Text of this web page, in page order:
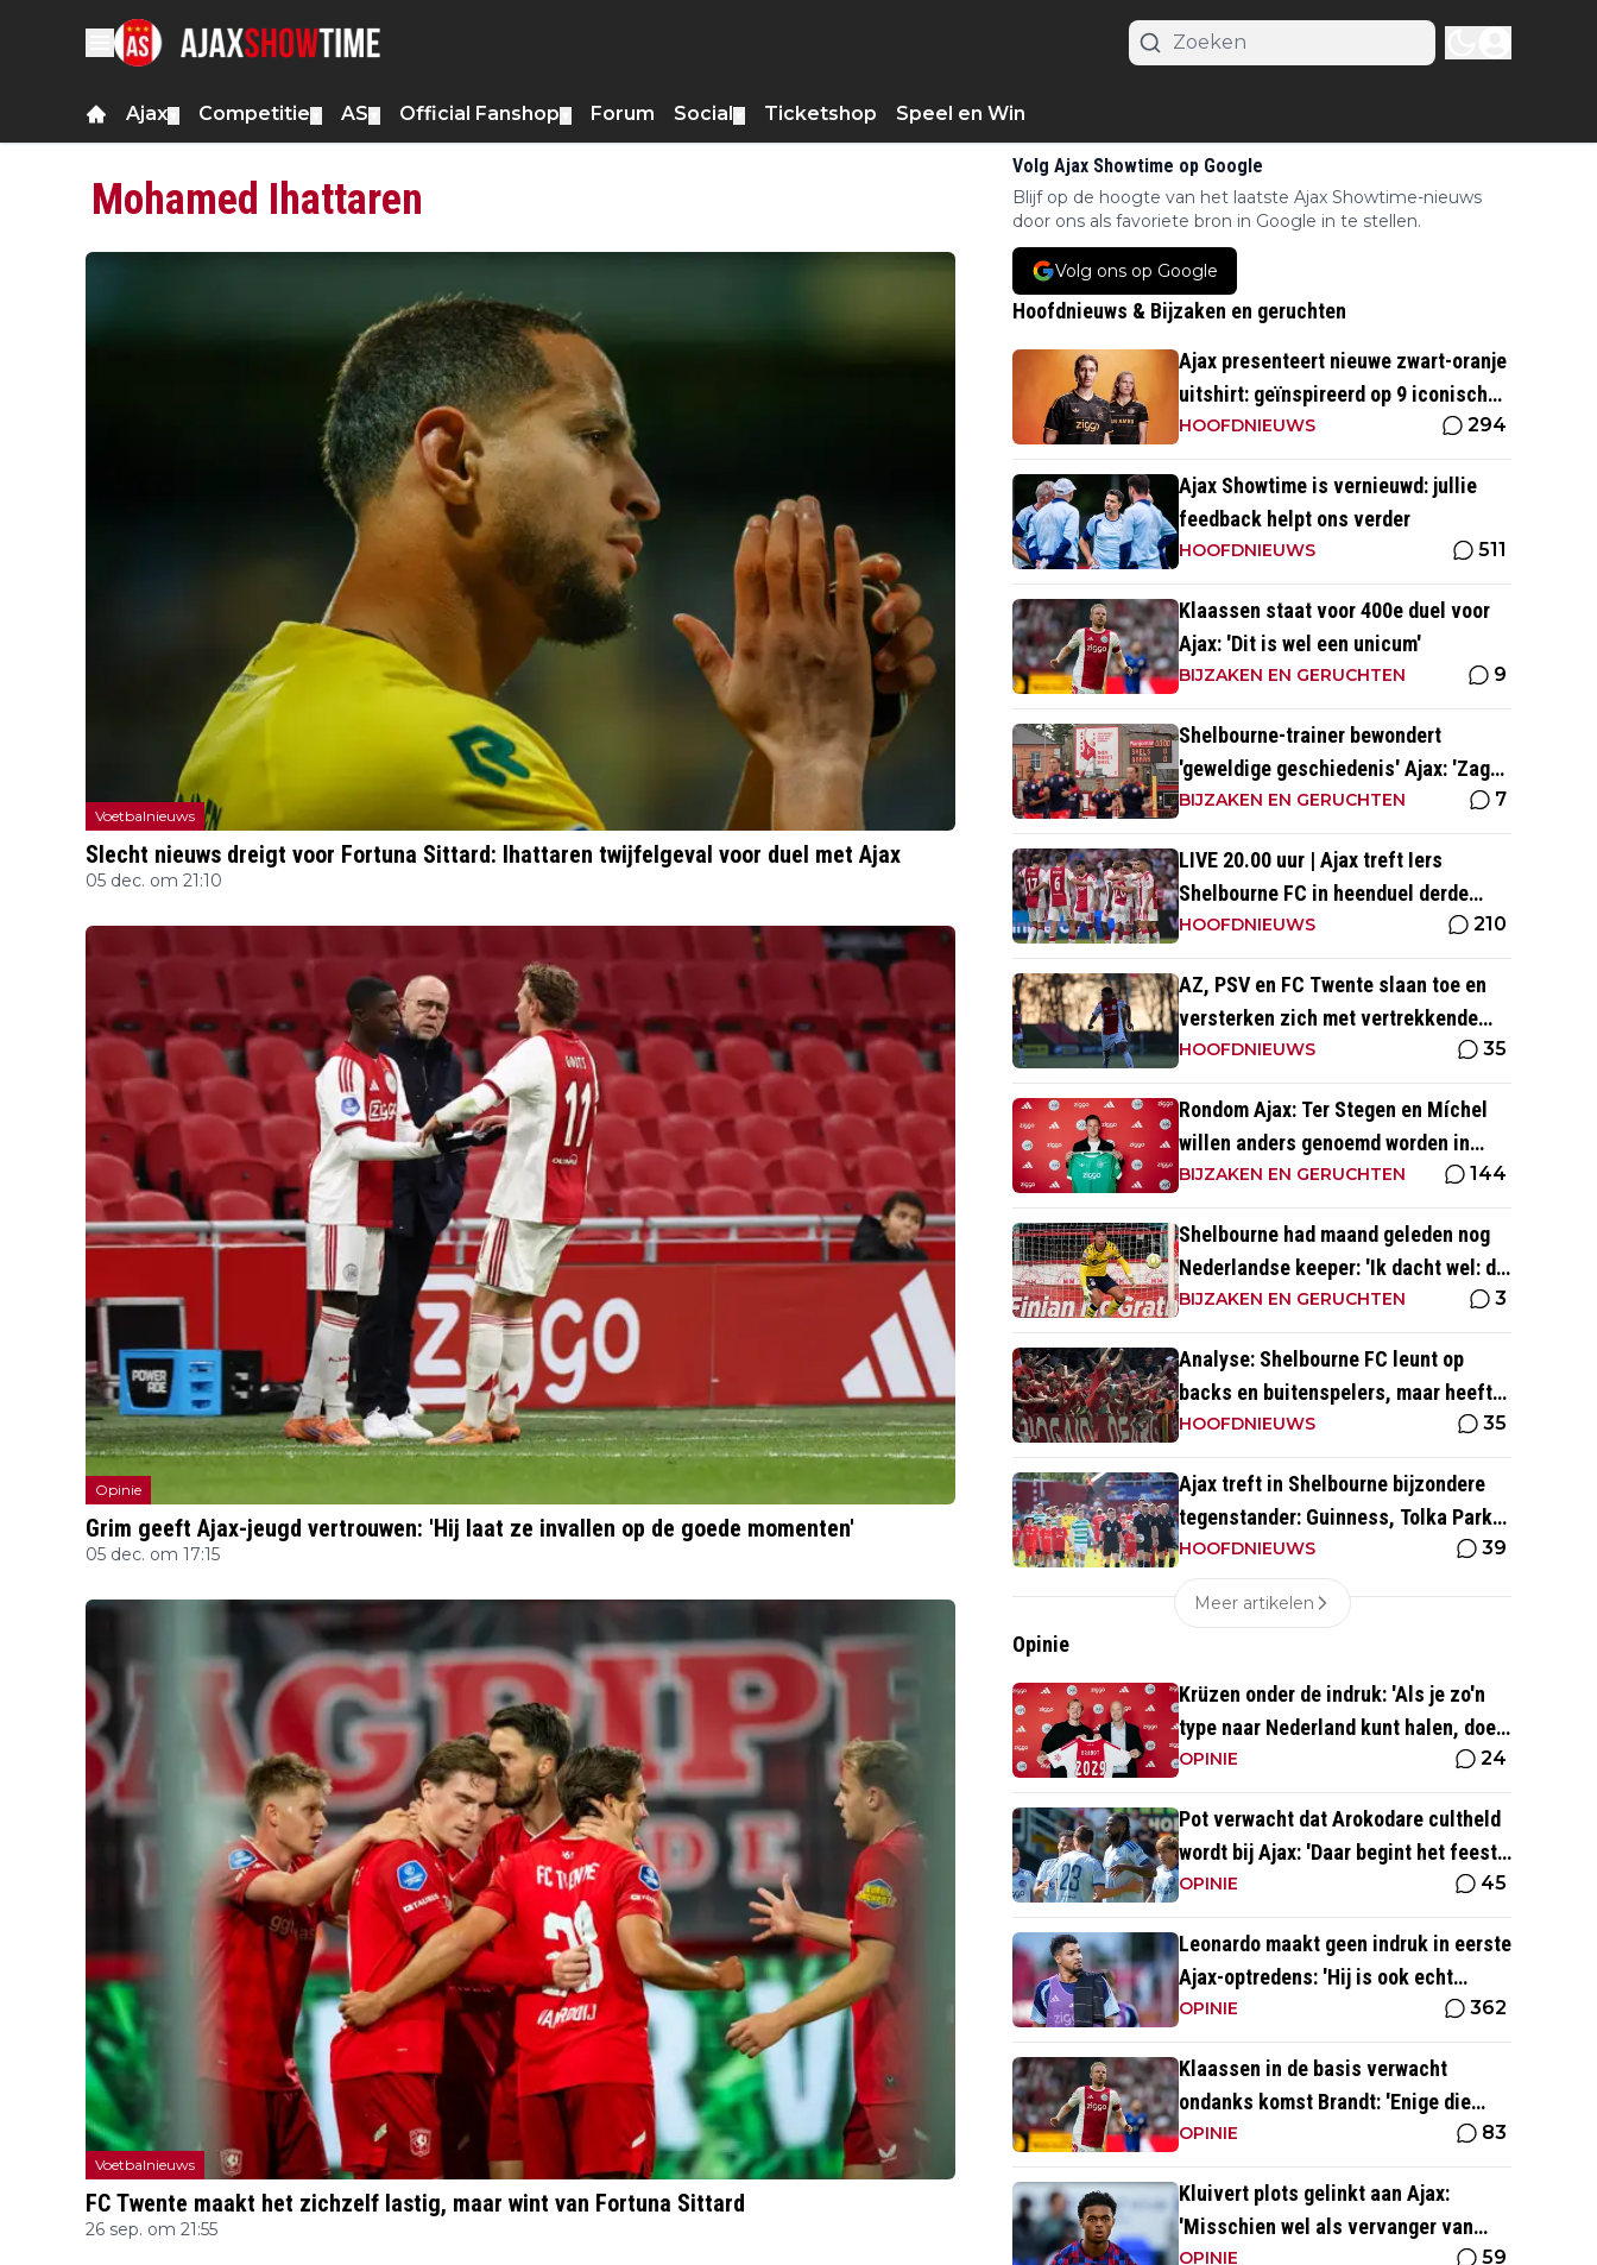
Ajax Competitie AS Official Fanshop Forum Social Ticketshop Speel en Win
Mohamed Ihattaren
Voetbalnieuws
Slecht nieuws dreigt voor Fortuna Sittard: Ihattaren twijfelgeval voor duel met Ajax
05 dec. om 21:10
Opinie
Grim geeft Ajax-jeugd vertrouwen: 'Hij laat ze invallen op de goede momenten'
05 dec. om 17:15
Voetbalnieuws
FC Twente maakt het zichzelf lastig, maar wint van Fortuna Sittard
26 sep. om 21:55
Volg Ajax Showtime op Google
Blijf op de hoogte van het laatste Ajax Showtime-nieuws
door ons als favoriete bron in Google in te stellen.
Volg ons op Google
Hoofdnieuws & Bijzaken en geruchten
Ajax presenteert nieuwe zwart-oranje
uitshirt: geïnspireerd op 9 iconische
momenten uit clubhistorie
HOOFDNIEUWS 294
Ajax Showtime is vernieuwd: jullie
feedback helpt ons verder
HOOFDNIEUWS 511
Klaassen staat voor 400e duel voor
Ajax: 'Dit is wel een unicum'
BIJZAKEN EN GERUCHTEN 9
Shelbourne-trainer bewondert
'geweldige geschiedenis' Ajax: 'Zag
Kluivert de winnende scoren'
BIJZAKEN EN GERUCHTEN 7
LIVE 20.00 uur | Ajax treft Iers
Shelbourne FC in heenduel derde
voorronde Conference League
HOOFDNIEUWS 210
AZ, PSV en FC Twente slaan toe en
versterken zich met vertrekkende
Ajax-talenten
HOOFDNIEUWS 35
Rondom Ajax: Ter Stegen en Míchel
willen anders genoemd worden in
media
BIJZAKEN EN GERUCHTEN 144
Shelbourne had maand geleden nog
Nederlandse keeper: 'Ik dacht wel: dit
is wel héél Iers'
BIJZAKEN EN GERUCHTEN 3
Analyse: Shelbourne FC leunt op
backs en buitenspelers, maar heeft
restverdediging totaal niet op orde
HOOFDNIEUWS 35
Ajax treft in Shelbourne bijzondere
tegenstander: Guinness, Tolka Park
en bijzonder lage marktwaarde
HOOFDNIEUWS 39
Meer artikelen
Opinie
Krüzen onder de indruk: 'Als je zo'n
type naar Nederland kunt halen, doe
je iets goed'
OPINIE 24
Pot verwacht dat Arokodare cultheld
wordt bij Ajax: 'Daar begint het feest
eigenlijk al'
OPINIE 45
Leonardo maakt geen indruk in eerste
Ajax-optredens: 'Hij is ook echt
langzaam'
OPINIE 362
Klaassen in de basis verwacht
ondanks komst Brandt: 'Enige die
daar goed kan spelen'
OPINIE 83
Kluivert plots gelinkt aan Ajax:
'Misschien wel als vervanger van
Mika Godts'
OPINIE 59